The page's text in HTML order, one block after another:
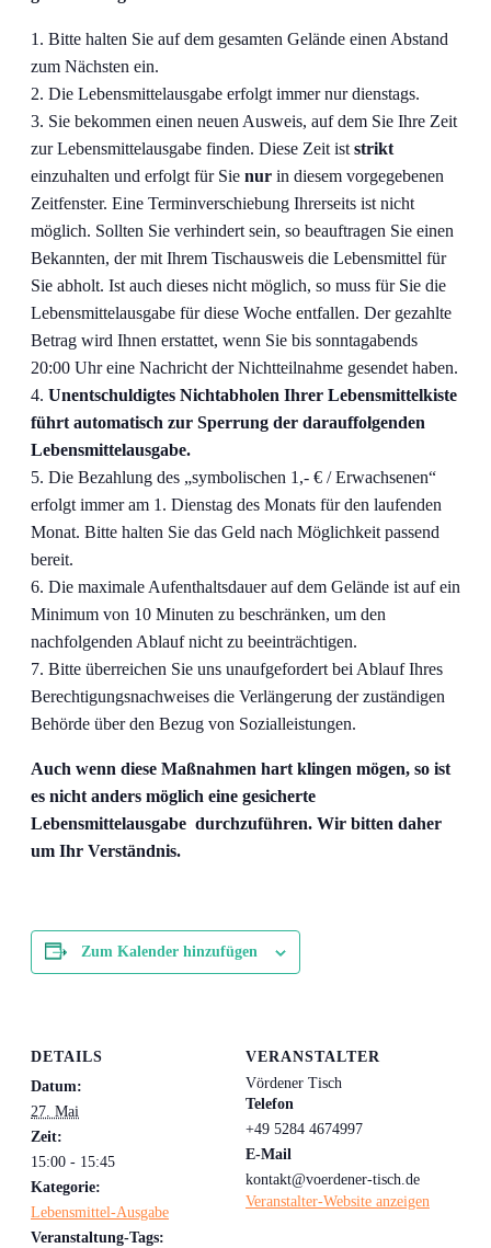
Bitte halten Sie auf dem gesamten Gelände einen Abstand
zum Nächsten ein.
Die Lebensmittelausgabe erfolgt immer nur dienstags.
Sie bekommen einen neuen Ausweis, auf dem Sie Ihre Zeit
zur Lebensmittelausgabe finden. Diese Zeit ist strikt
einzuhalten und erfolgt für Sie nur in diesem vorgegebenen
Zeitfenster. Eine Terminverschiebung Ihrerseits ist nicht
möglich. Sollten Sie verhindert sein, so beauftragen Sie einen
Bekannten, der mit Ihrem Tischausweis die Lebensmittel für
Sie abholt. Ist auch dieses nicht möglich, so muss für Sie die
Lebensmittelausgabe für diese Woche entfallen. Der gezahlte
Betrag wird Ihnen erstattet, wenn Sie bis sonntagabends
20:00 Uhr eine Nachricht der Nichtteilnahme gesendet haben.
Unentschuldigtes Nichtabholen Ihrer Lebensmittelkiste
führt automatisch zur Sperrung der darauffolgenden
Lebensmittelausgabe.
Die Bezahlung des „symbolischen 1,- € / Erwachsenen“
erfolgt immer am 1. Dienstag des Monats für den laufenden
Monat. Bitte halten Sie das Geld nach Möglichkeit passend
bereit.
Die maximale Aufenthaltsdauer auf dem Gelände ist auf ein
Minimum von 10 Minuten zu beschränken, um den
nachfolgenden Ablauf nicht zu beeinträchtigen.
Bitte überreichen Sie uns unaufgefordert bei Ablauf Ihres
Berechtigungsnachweises die Verlängerung der zuständigen
Behörde über den Bezug von Sozialleistungen.
Auch wenn diese Maßnahmen hart klingen mögen, so ist
es nicht anders möglich eine gesicherte
Lebensmittelausgabe durchzuführen. Wir bitten daher
um Ihr Verständnis.
Zum Kalender hinzufügen
DETAILS
Datum:
27. Mai
Zeit:
15:00 - 15:45
Kategorie:
Lebensmittel-Ausgabe
Veranstaltung-Tags:
VERANSTALTER
Vördener Tisch
Telefon
+49 5284 4674997
E-Mail
kontakt@voerdener-tisch.de
Veranstalter-Website anzeigen